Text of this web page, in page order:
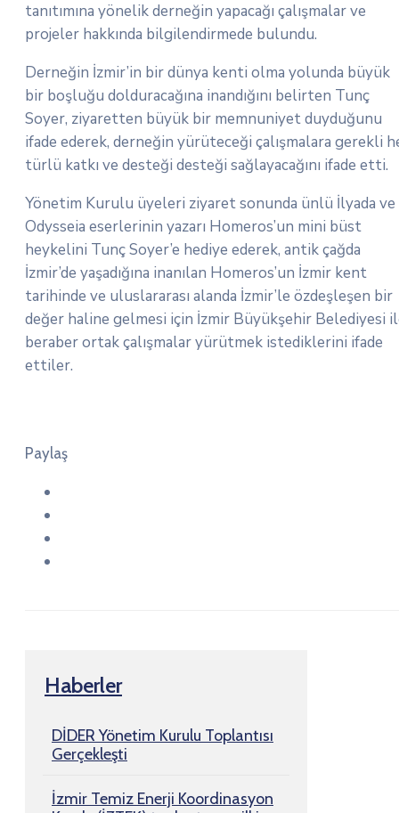
Haberler
DİDER Yönetim Kurulu Toplantısı
Gerçekleşti
İzmir Temiz Enerji Koordinasyon
tanıtımına yönelik derneğin yapacağı çalışmalar ve
projeler hakkında bilgilendirmede bulundu.
Derneğin İzmir’in bir dünya kenti olma yolunda büyük
bir boşluğu dolduracağına inandığını belirten Tunç
Soyer, ziyaretten büyük bir memnuniyet duyduğunu
ifade ederek, derneğin yürüteceği çalışmalara gerekli
türlü katkı ve desteği desteği sağlayacağını ifade etti.
Yönetim Kurulu üyeleri ziyaret sonunda ünlü İlyada ve
Odysseia eserlerinin yazarı Homeros’un mini büst
heykelini Tunç Soyer’e hediye ederek, antik çağda
İzmir’de yaşadığına inanılan Homeros’un İzmir kent
tarihinde ve uluslararası alanda İzmir’le özdeşleşen bir
değer haline gelmesi için İzmir Büyükşehir Belediyesi
beraber ortak çalışmalar yürütmek istediklerini ifade
ettiler.
Paylaş